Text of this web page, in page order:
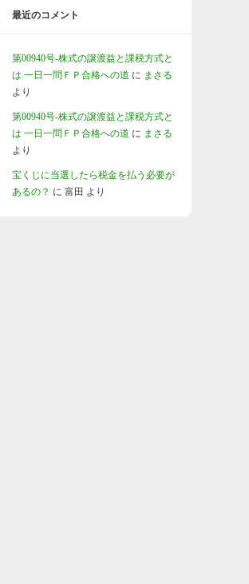
最近のコメント
第00940号-株式の譲渡益と課税方式と
は 一日一問ＦＰ合格への道 に まさる
より
第00940号-株式の譲渡益と課税方式と
は 一日一問ＦＰ合格への道 に まさる
より
宝くじに当選したら税金を払う必要が
あるの？ に 富田 より